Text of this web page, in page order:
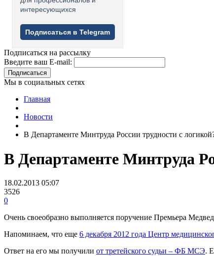
интересующихся
Подписаться в Telegram
Подписаться на рассылку
Введите ваш E-mail:
Подписаться
Мы в социальных сетях
Главная
Новости
В Департаменте Минтруда России трудности с
В Департаменте Минтруда
18.02.2013 05:07
3526
0
Очень своеобразно выполняется поручение Премьера
Напоминаем, что еще 6 декабря 2012 года Центр
Ответ на его мы получили от третейского судьи – ФБ МСЭ.